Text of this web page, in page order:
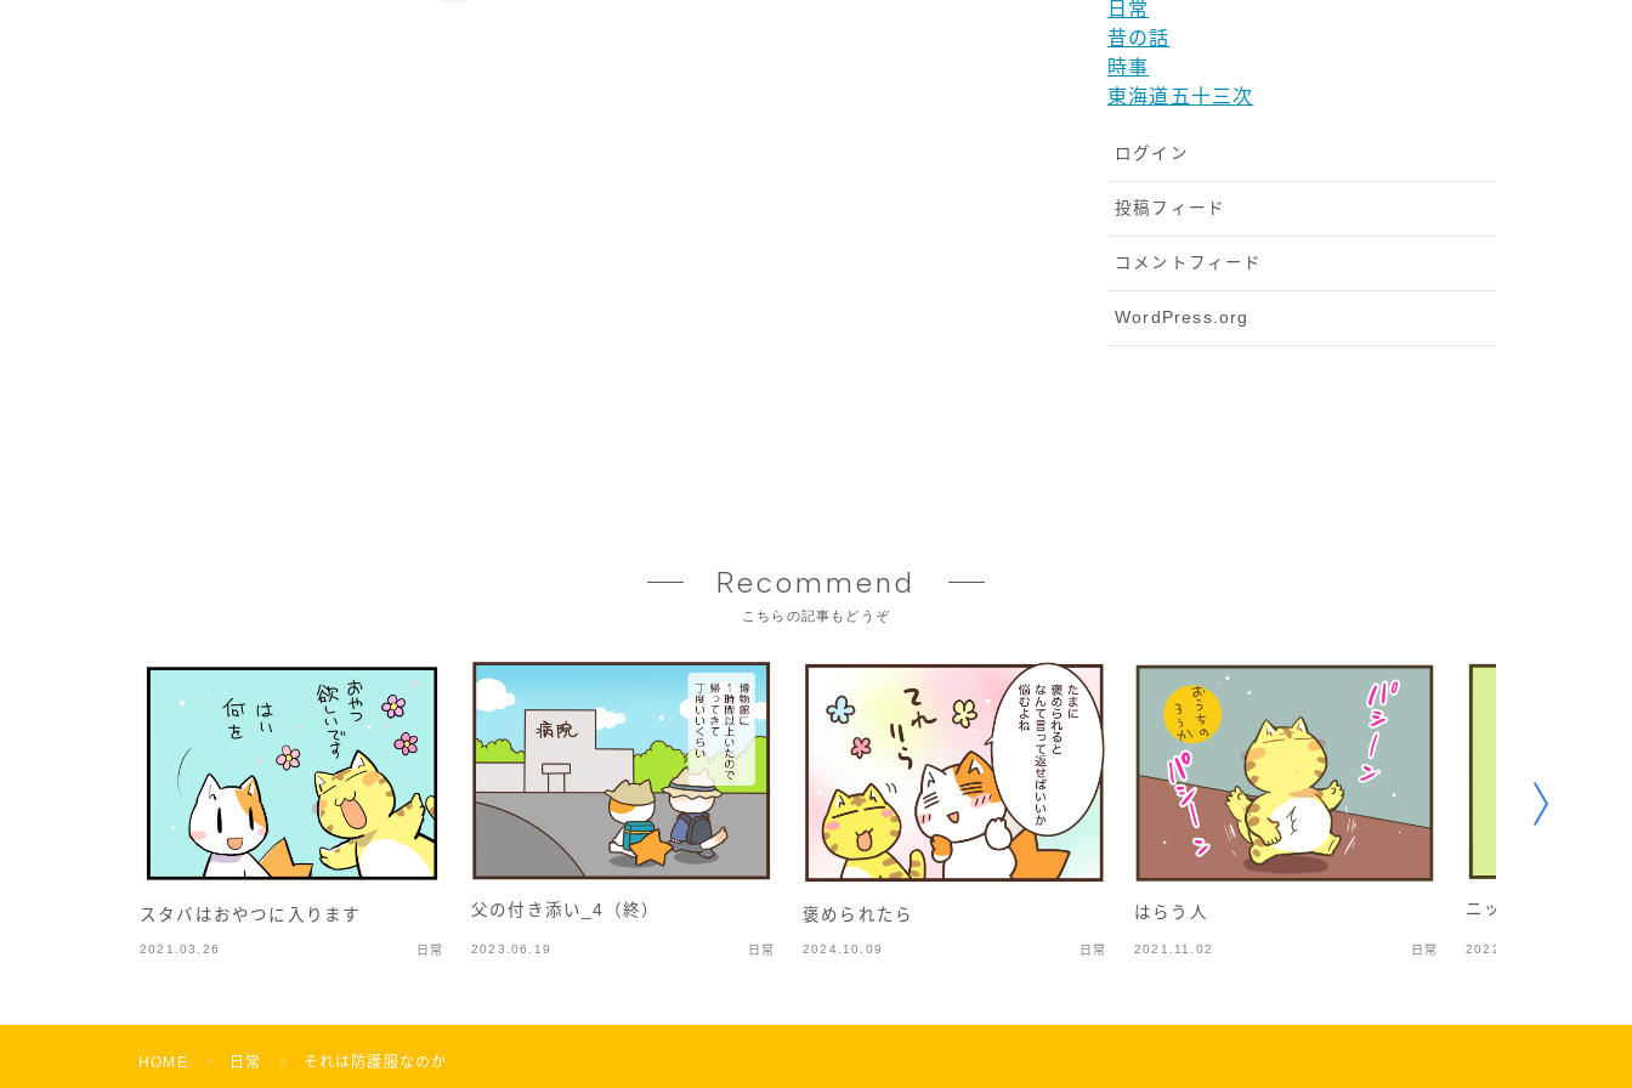
日常
昔の話
時事
東海道五十三次
ログイン
投稿フィード
コメントフィード
WordPress.org
Recommend
こちらの記事もどうぞ
スタバはおやつに入ります
2021.03.26 日常
父の付き添い_4（終）
2023.06.19 日常
褒められたら
2024.10.09 日常
はらう人
2021.11.02 日常
ニッチアニマルズ
2022.06.11
HOME ＞ 日常 ＞ それは防護服なのか